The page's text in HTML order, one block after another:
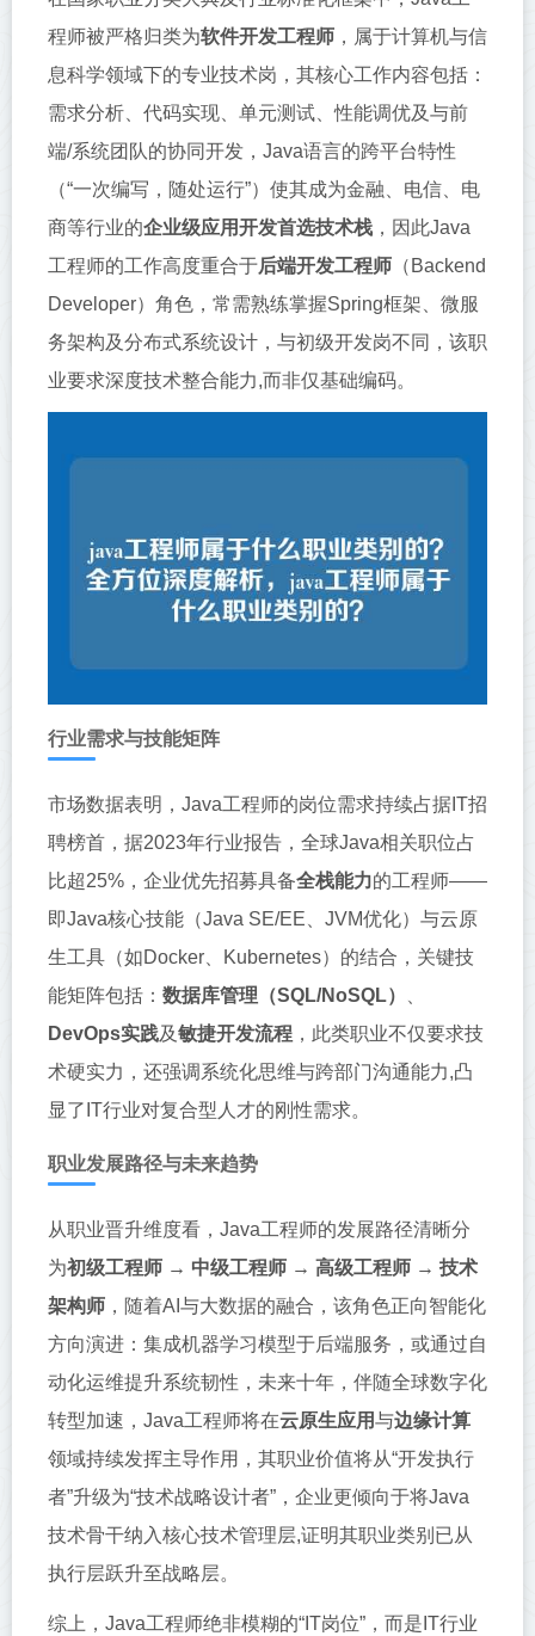
程师被严格归类为软件开发工程师 ，属于计算机与信
息科学领域下的专业技术岗，其核心工作内容包括：
需求分析、代码实现、单元测试、性能调优及与前
端/系统团队的协同开发，Java语言的跨平台特性
（“一次编写，随处运行”）使其成为金融、电信、电
商等行业的企业级应用开发首选技术栈 ，因此Java
工程师的工作高度重合于后端开发工程师 （Backend
Developer）角色，常需熟练掌握Spring框架、微服
务架构及分布式系统设计，与初级开发岗不同，该职
业要求深度技术整合能力,而非仅基础编码。
行业需求与技能矩阵
市场数据表明，Java工程师的岗位需求持续占据IT招
聘榜首，据2023年行业报告，全球Java相关职位占
比超25%，企业优先招募具备全栈能力的工程师——
即Java核心技能（Java SE/EE、JVM优化）与云原
生工具（如Docker、Kubernetes）的结合，关键技
能矩阵包括： 数据库管理（SQL/NoSQL）
DevOps实践及敏捷开发流程 ，此类职业不仅要求技
术硬实力，还强调系统化思维与跨部门沟通能力,凸
显了IT行业对复合型人才的刚性需求。
职业发展路径与未来趋势
从职业晋升维度看，Java工程师的发展路径清晰分
为初级工程师 → 中级工程师 → 高级工程师 → 技术
架构师 ，随着AI与大数据的融合，该角色正向智能化
方向演进：集成机器学习模型于后端服务，或通过自
动化运维提升系统韧性，未来十年，伴随全球数字化
转型加速，Java工程师将在云原生应用与边缘计算
领域持续发挥主导作用，其职业价值将从“开发执行
者”升级为“技术战略设计者”，企业更倾向于将Java
技术骨干纳入核心技术管理层,证明其职业类别已从
执行层跃升至战略层。
综上，Java工程师绝非模糊的“IT岗位”，而是IT行业